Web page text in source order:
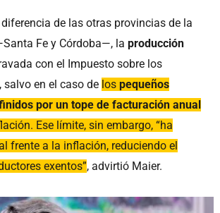
diferencia de las otras provincias de la
Fe y Córdoba—, la producción
con el Impuesto sobre los
salvo en el caso de los pequeños
por un tope de facturación anual
Ese límite, sin embargo, “ha
frente a la inflación, reduciendo el
exentos”, advirtió Maier.